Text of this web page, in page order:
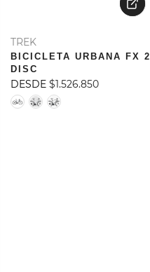
TREK
BICICLETA URBANA FX 2
DISC
DESDE $1.526.850